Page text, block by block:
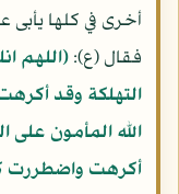
أخرى في كلها يأبى
فقال (ع): (اللهم
التهلكة وقد
الله المأمون على
أكرهت واضطررت